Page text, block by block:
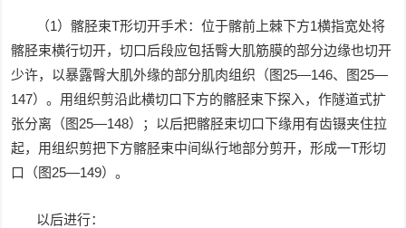
（1）髂胫束T形切开手术：位于髂前上棘下方1横指宽处将
髂胫束横行切开，切口后段应包括臀大肌筋膜的部分边缘也切开
少许，以暴露臀大肌外缘的部分肌肉组织（图25—146、图25—
147）。用组织剪沿此横切口下方的髂胫束下探入，作隧道式扩
张分离（图25—148）；以后把髂胫束切口下缘用有齿镊夹住拉
起，用组织剪把下方髂胫束中间纵行地部分剪开，形成一T形切
口（图25—149）。
以后进行：